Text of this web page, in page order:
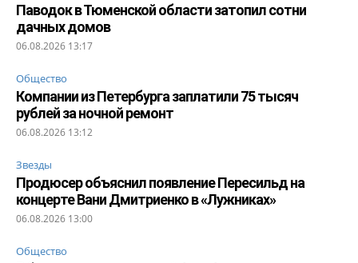
Паводок в Тюменской области затопил сотни
дачных домов
06.08.2026 13:17
Общество
Компании из Петербурга заплатили 75 тысяч
рублей за ночной ремонт
06.08.2026 13:12
Звезды
Продюсер объяснил появление Пересильд на
концерте Вани Дмитриенко в «Лужниках»
06.08.2026 13:00
Общество